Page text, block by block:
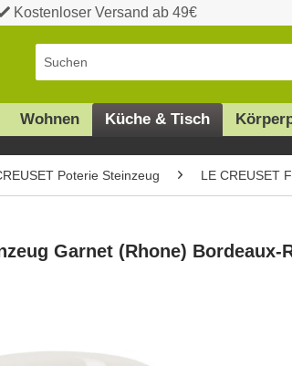
Kostenloser Versand ab 49€
Wohnen Küche & Tisch
Poterie Steinzeug LE CREUSET
Garnet (Rhone) Bordeaux-